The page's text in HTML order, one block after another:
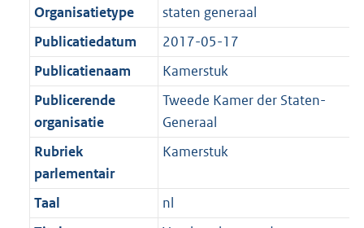
Organisatietype
staten generaal
Publicatiedatum
2017-05-17
Publicatienaam
Kamerstuk
Publicerende
organisatie
Tweede Kamer der Staten-
Generaal
Rubriek
parlementair
Kamerstuk
Taal
nl